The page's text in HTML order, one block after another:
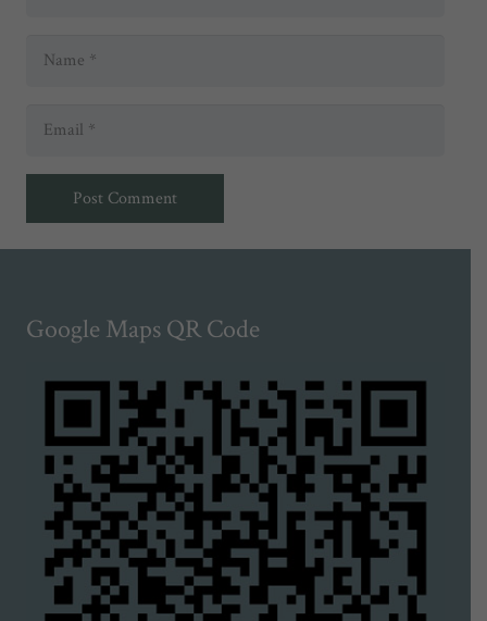
Post Comment
Google Maps QR Code